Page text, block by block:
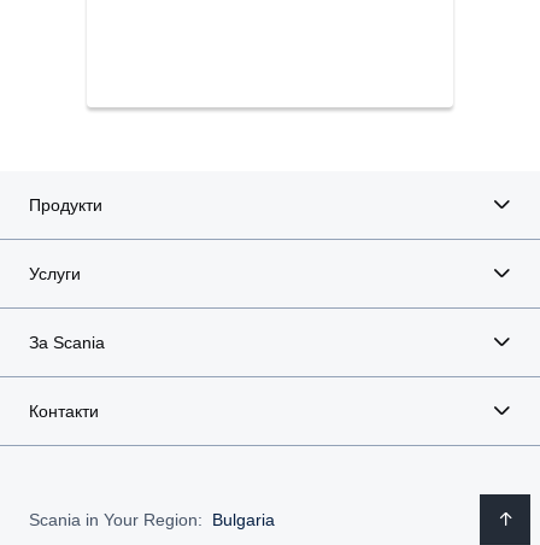
Продукти
Услуги
За Scania
Контакти
Scania in Your Region: Bulgaria